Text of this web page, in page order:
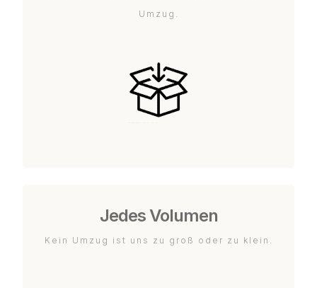
Umzug.
Jedes Volumen
Kein Umzug ist uns zu groß oder zu klein.